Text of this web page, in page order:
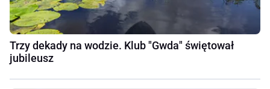
Trzy dekady na wodzie. Klub "Gwda" świętował
jubileusz